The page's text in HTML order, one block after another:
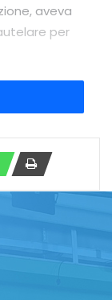
aveva
per